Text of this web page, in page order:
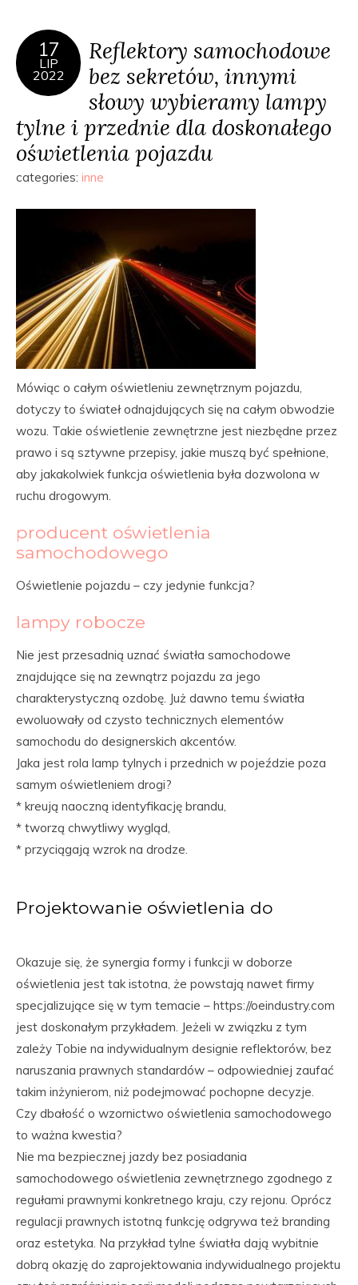
17
LIP
2022
Reflektory samochodowe
bez sekretów, innymi
słowy wybieramy lampy
tylne i przednie dla doskonałego
oświetlenia pojazdu
categories: inne
Mówiąc o całym oświetleniu zewnętrznym pojazdu,
dotyczy to świateł odnajdujących się na całym obwodzie
wozu. Takie oświetlenie zewnętrzne jest niezbędne przez
prawo i są sztywne przepisy, jakie muszą być spełnione,
aby jakakolwiek funkcja oświetlenia była dozwolona w
ruchu drogowym.
producent oświetlenia
samochodowego
Oświetlenie pojazdu – czy jedynie funkcja?
lampy robocze
Nie jest przesadnią uznać światła samochodowe
znajdujące się na zewnątrz pojazdu za jego
charakterystyczną ozdobę. Już dawno temu światła
ewoluowały od czysto technicznych elementów
samochodu do designerskich akcentów.
Jaka jest rola lamp tylnych i przednich w pojeździe poza
samym oświetleniem drogi?
* kreują naoczną identyfikację brandu,
* tworzą chwytliwy wygląd,
* przyciągają wzrok na drodze.
Projektowanie oświetlenia do
Okazuje się, że synergia formy i funkcji w doborze
oświetlenia jest tak istotna, że powstają nawet firmy
specjalizujące się w tym temacie – https://oeindustry.com
jest doskonałym przykładem. Jeżeli w związku z tym
zależy Tobie na indywidualnym designie reflektorów, bez
naruszania prawnych standardów – odpowiedniej zaufać
takim inżynierom, niż podejmować pochopne decyzje.
Czy dbałość o wzornictwo oświetlenia samochodowego
to ważna kwestia?
Nie ma bezpiecznej jazdy bez posiadania
samochodowego oświetlenia zewnętrznego zgodnego z
regułami prawnymi konkretnego kraju, czy rejonu. Oprócz
regulacji prawnych istotną funkcję odgrywa też branding
oraz estetyka. Na przykład tylne światła dają wybitnie
dobrą okazję do zaprojektowania indywidualnego projektu